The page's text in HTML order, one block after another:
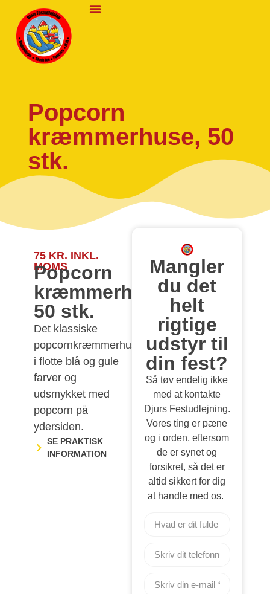
Popcorn
kræmmerhuse, 50
stk.
75 KR. INKL.
MOMS
Popcorn
kræmmerhuse,
50 stk.
Det klassiske
popcornkræmmerhus
i flotte blå og gule
farver og
udsmykket med
popcorn på
ydersiden.
SE PRAKTISK
INFORMATION
Mangler
du det
helt
rigtige
udstyr til
din fest?
Så tøv endelig ikke
med at kontakte
Djurs Festudlejning.
Vores ting er pæne
og i orden, eftersom
de er synet og
forsikret, så det er
altid sikkert for dig
at handle med os.